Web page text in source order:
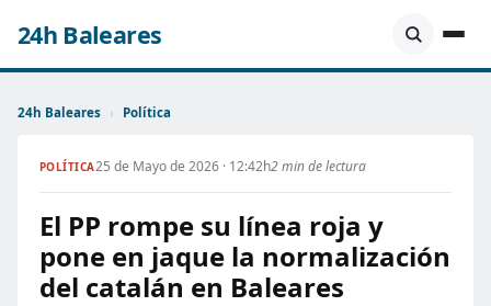
24h Baleares
24h Baleares › Política
POLÍTICA25 de Mayo de 2026 · 12:42h2 min de lectura
El PP rompe su línea roja y
pone en jaque la normalización
del catalán en Baleares